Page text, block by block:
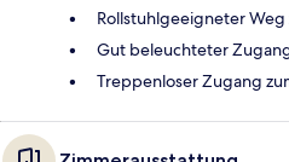
Rollstuhlgeeigneter Weg
Gut beleuchteter
Treppenloser Zugang